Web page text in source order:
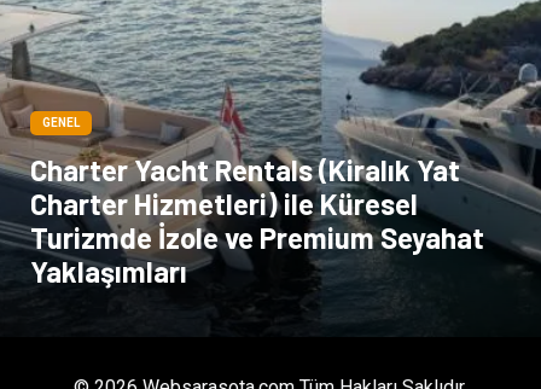
GENEL
Charter Yacht Rentals (Kiralık Yat
Charter Hizmetleri) ile Küresel
Turizmde İzole ve Premium Seyahat
Yaklaşımları